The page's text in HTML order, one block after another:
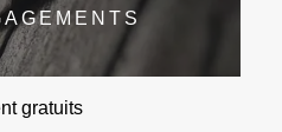
gratuits